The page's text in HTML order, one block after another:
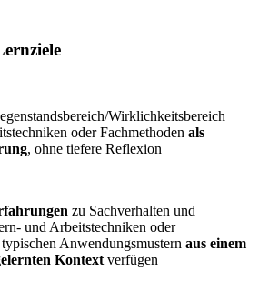
Wirklichkeitsbereich
oder Fachmethoden als
, ohne tiefere Reflexion
zu Sachverhalten und
und Arbeitstechniken oder
Anwendungsmustern aus einem
Kontext verfügen